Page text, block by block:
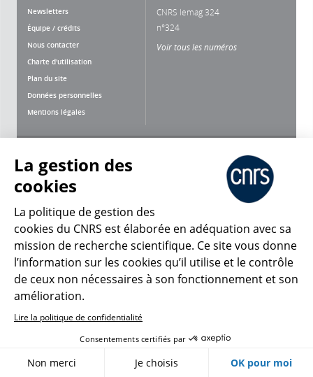
Newsletters
Équipe / crédits
Nous contacter
Charte d'utilisation
Plan du site
Données personnelles
Mentions légales
CNRS lemag 324
n°324
Voir tous les numéros
CNRS Le Mag
Créer un compte Se connecter
Accessibilité : non conforme
La gestion des
cookies
La politique de gestion des
cookies du CNRS est élaborée en adéquation avec sa
mission de recherche scientifique. Ce site vous donne
l’information sur les cookies qu’il utilise et le contrôle
de ceux non nécessaires à son fonctionnement et son
amélioration.
Lire la politique de confidentialité
Consentements certifiés par
Non merci Je choisis OK pour moi